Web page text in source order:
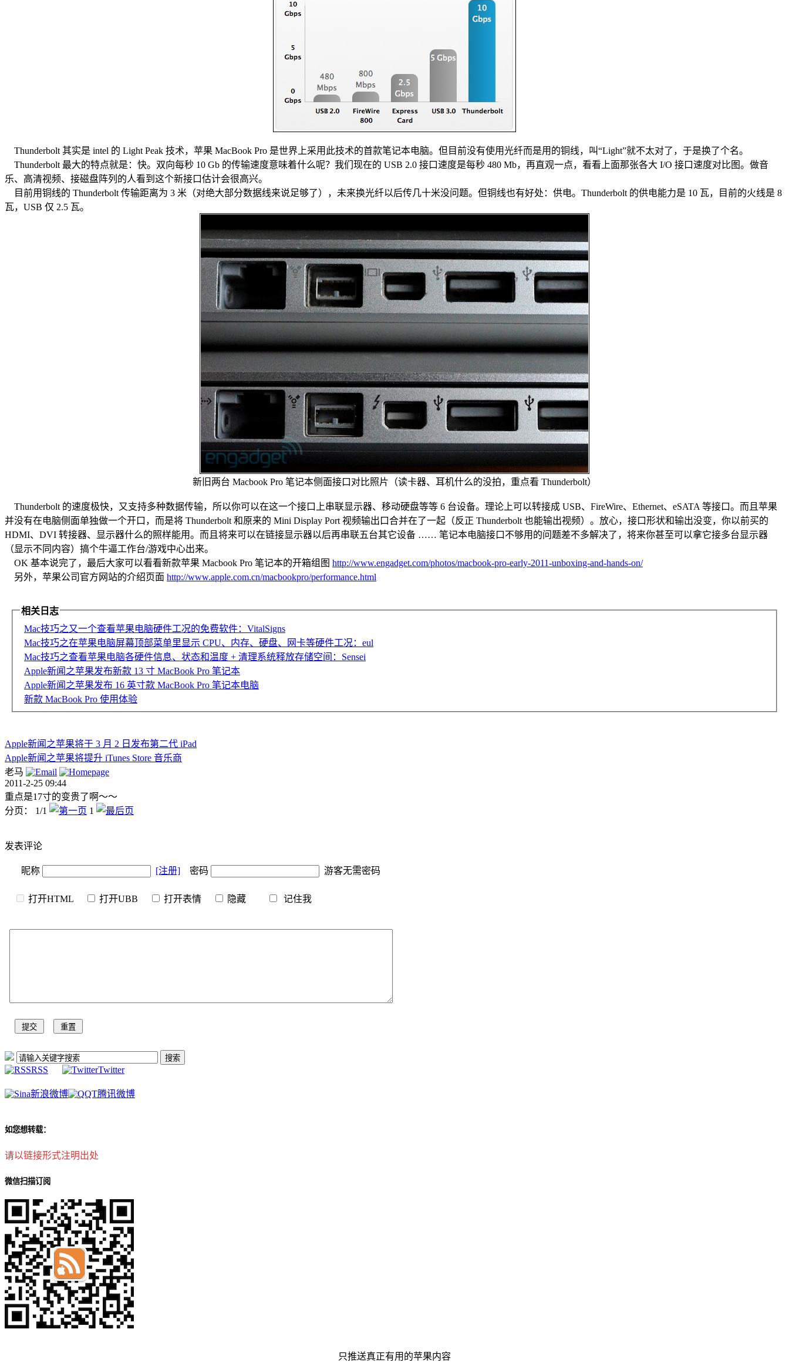
Thunderbolt 其实是 intel 的 Light Peak 技术，苹果 MacBook Pro 是世界上采用此技术的首款笔记本电脑。但目前没有使用光纤而是用的铜线，叫“Light”就不太对了，于是换了个名。
Thunderbolt 最大的特点就是：快。双向每秒 10 Gb 的传输速度意味着什么呢？我们现在的 USB 2.0 接口速度是每秒 480 Mb，再直观一点，看看上面那张各大 I/O 接口速度对比图。做音
乐、高清视频、接磁盘阵列的人看到这个新接口估计会很高兴。
目前用铜线的 Thunderbolt 传输距离为 3 米（对绝大部分数据线来说足够了），未来换光纤以后传几十米没问题。但铜线也有好处：供电。Thunderbolt 的供电能力是 10 瓦，目前的火线是 8
瓦，USB 仅 2.5 瓦。
新旧两台 Macbook Pro 笔记本侧面接口对比照片（读卡器、耳机什么的没拍，重点看 Thunderbolt）
Thunderbolt 的速度极快，又支持多种数据传输，所以你可以在这一个接口上串联显示器、移动硬盘等等 6 台设备。理论上可以转接成 USB、FireWire、Ethernet、eSATA 等接口。而且苹果
并没有在电脑侧面单独做一个开口，而是将 Thunderbolt 和原来的 Mini Display Port 视频输出口合并在了一起（反正 Thunderbolt 也能输出视频）。放心，接口形状和输出没变，你以前买的
HDMI、DVI 转接器、显示器什么的照样能用。而且将来可以在链接显示器以后再串联五台其它设备 …… 笔记本电脑接口不够用的问题差不多解决了，将来你甚至可以拿它接多台显示器
（显示不同内容）搞个牛逼工作台/游戏中心出来。
OK 基本说完了，最后大家可以看看新款苹果 Macbook Pro 笔记本的开箱组图 http://www.engadget.com/photos/macbook-pro-early-2011-unboxing-and-hands-on/
另外，苹果公司官方网站的介绍页面 http://www.apple.com.cn/macbookpro/performance.html
相关日志
Mac技巧之又一个查看苹果电脑硬件工况的免费软件：VitalSigns
Mac技巧之在苹果电脑屏幕顶部菜单里显示 CPU、内存、硬盘、网卡等硬件工况：eul
Mac技巧之查看苹果电脑各硬件信息、状态和温度 + 清理系统释放存储空间：Sensei
Apple新闻之苹果发布新款 13 寸 MacBook Pro 笔记本
Apple新闻之苹果发布 16 英寸款 MacBook Pro 笔记本电脑
新款 MacBook Pro 使用体验
Apple新闻之苹果将于 3 月 2 日发布第二代 iPad
Apple新闻之苹果将提升 iTunes Store 音乐商
老马
2011-2-25 09:44
重点是17寸的变贵了啊～～
分页： 1/1
1
发表评论
昵称 [注册] 密码 游客无需密码
打开HTML 打开UBB 打开表情 隐藏 记住我
RSS Twitter
新浪微博 腾讯微博
如您想转载：
请以链接形式注明出处
微信扫描订阅
只推送真正有用的苹果内容